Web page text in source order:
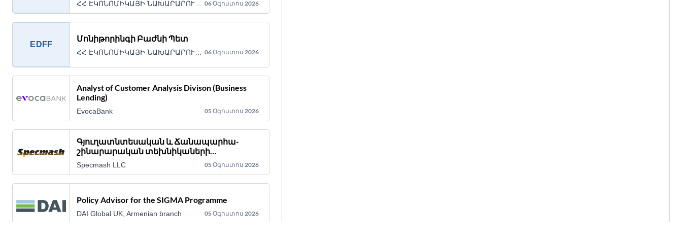
06 Օգոստոս 2026
EDFF
Մոնիթորինգի Բաժնի Պետ
06 Օգոստոս 2026
Analyst of Customer Analysis Divison (Business
Lending)
EvocaBank 05 Օգոստոս 2026
Գյուղատնտեսական և Ճանապարհա-
շինարարական տեխնիկաների
սպասարկման և ետ երաշխիքային
սպասարկման Սերվիս մենեջեր
Specmash LLC 05 Օգոստոս 2026
Policy Advisor for the SIGMA Programme
DAI Global UK, Armenian branch 05 Օգոստոս 2026